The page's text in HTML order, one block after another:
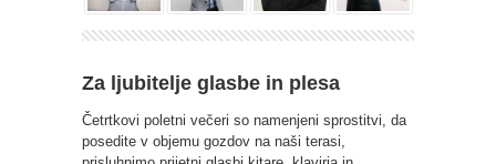
Za ljubitelje glasbe in plesa
Četrtkovi poletni večeri so namenjeni sprostitvi, da
posedite v objemu gozdov na naši terasi,